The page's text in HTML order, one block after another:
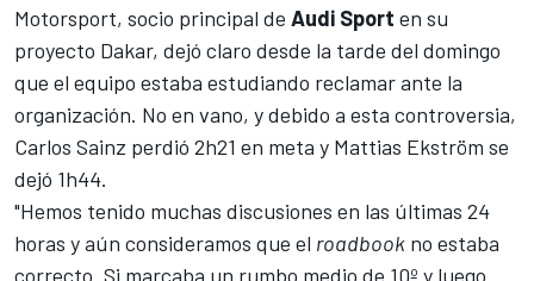
Motorsport, socio principal de Audi Sport en su
proyecto Dakar, dejó claro desde la tarde del domingo
que el equipo estaba estudiando reclamar ante la
organización. No en vano, y debido a esta controversia,
Carlos Sainz perdió 2h21 en meta y Mattias Ekström se
dejó 1h44.
"Hemos tenido muchas discusiones en las últimas 24
horas y aún consideramos que el roadbook no estaba
correcto. Si marcaba un rumbo medio de 10º y luego